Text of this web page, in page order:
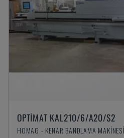
OPTIMAT KAL210/6/A20/S2
HOMAG - KENAR BANDLAMA MAKINESI